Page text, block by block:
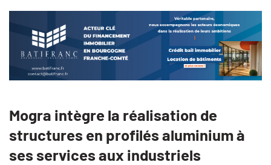
Mogra intègre la réalisation de
structures en profilés aluminium à
ses services aux industriels